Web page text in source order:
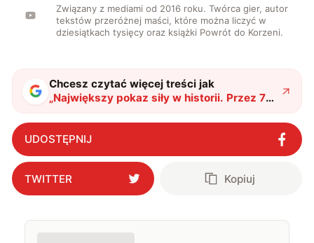
Związany z mediami od 2016 roku. Twórca gier, autor
tekstów przeróżnej maści, które można liczyć w
dziesiątkach tysięcy oraz książki Powrót do Korzeni.
Chcesz czytać więcej treści jak
„Największy pokaz siły w historii. Przez 70
lat nie widzieliśmy niczego bardziej
spektakularnego"?
UDOSTĘPNIJ
TWITTER Kopiuj